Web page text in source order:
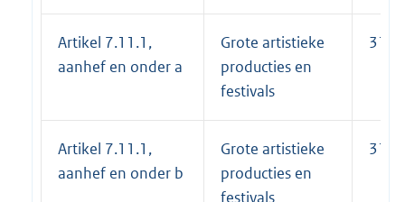
Artikel 7.11.1,
aanhef en onder a
Grote artistieke
producties en
festivals
31-
Artikel 7.11.1,
aanhef en onder b
Grote artistieke
producties en
festivals
31-